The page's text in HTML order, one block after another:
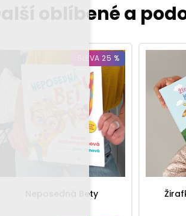
Další oblíbené a
SLEVA 25 %
Neposedná Bety